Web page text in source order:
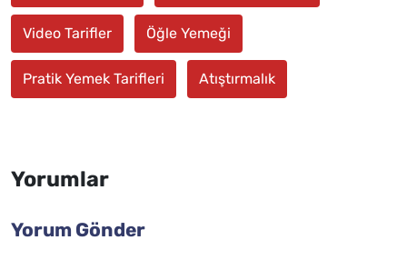
Video Tarifler Öğle Yemeği
Pratik Yemek Tarifleri Atıştırmalık
Yorumlar
Yorum Gönder